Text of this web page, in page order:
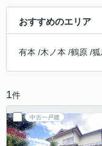
おすすめのエリア
有本 /木ノ本 /鶴原 /
1件
中古一戸建